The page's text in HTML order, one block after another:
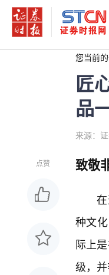
您当前的
匠
品
来源：
点赞 致敬
种文
际上
级，